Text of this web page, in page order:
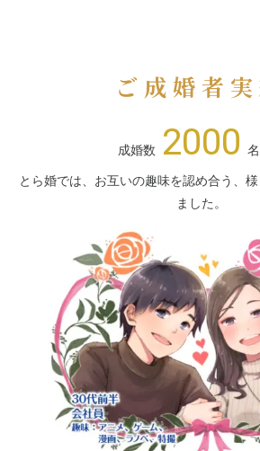
ご成婚者実
成婚数 2000
とら婚では、お互いの趣味を認め合う、
ました。